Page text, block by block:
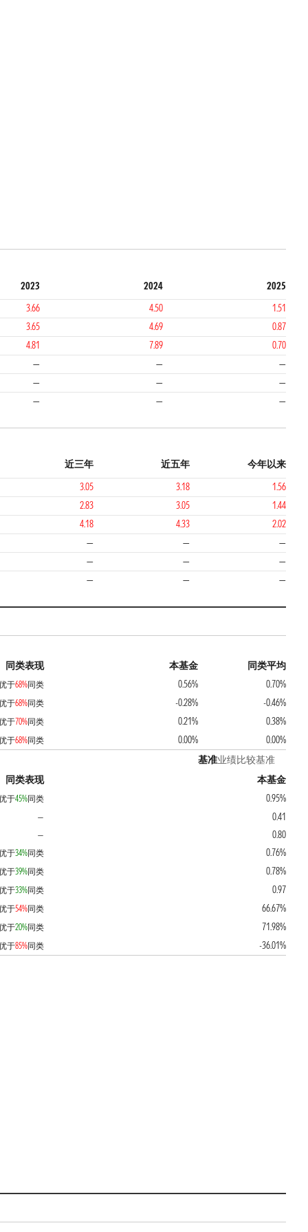
2023 2024
2025
3.66
4.50
1.51
3.65
4.69
0.87
4.81
7.89
0.70
—
—
—
—
—
—
—
— —
近三年 近五年
今年以来
3.05
3.18
1.56
2.83
3.05
1.44
4.18
4.33
2.02
—
—
—
—
—
—
—
— —
同类表现 本基金 同类平均
于68%同类 0.56% 0.70%
于68%同类 -0.28% -0.46%
于70%同类 0.21% 0.38%
于68%同类 0.00%
0.00%
基准业绩比较基准
同类表现
本基金
于45%同类 0.95%
— 0.41
— 0.80
于34%同类 0.76%
于39%同类 0.78%
于33%同类 0.97
于54%同类 66.67%
于20%同类 71.98%
于85%同类 -36.01%